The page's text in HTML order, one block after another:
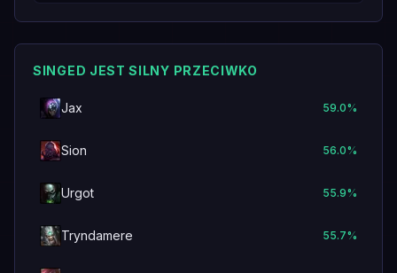
SINGED JEST SILNY PRZECIWKO
Jax 59.0%
Sion 56.0%
Urgot 55.9%
Tryndamere 55.7%